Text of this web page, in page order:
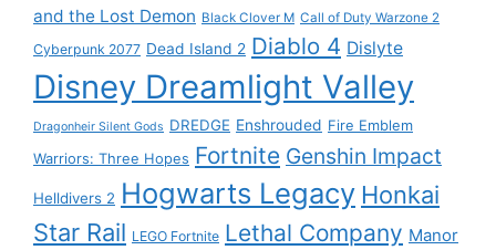
and the Lost Demon Black Clover M Call of Duty Warzone 2
Cyberpunk 2077 Dead Island 2 Diablo 4 Dislyte
Disney Dreamlight Valley
Dragonheir Silent Gods DREDGE Enshrouded Fire Emblem
Warriors: Three Hopes Fortnite Genshin Impact
Helldivers 2 Hogwarts Legacy Honkai
Star Rail LEGO Fortnite Lethal Company Manor